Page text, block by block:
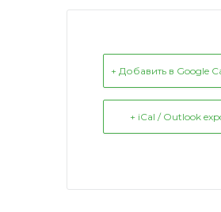
+ Добавить в Google
+ iCal / Outlook